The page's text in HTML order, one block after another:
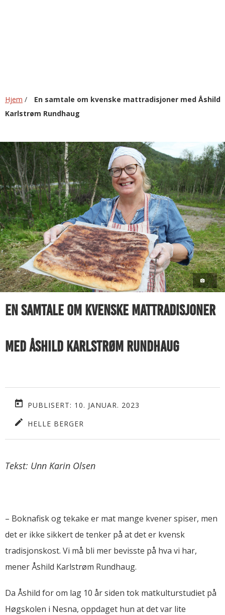
Åshild
Karlstrøm
Rundhaug
Hjem /
En samtale om kvenske mattradisjoner med Åshild
Karlstrøm Rundhaug
En samtale om kvenske mattradisjoner
med Åshild Karlstrøm Rundhaug
PUBLISERT: 10. JANUAR. 2023
HELLE BERGER
Tekst: Unn Karin Olsen
– Boknafisk og tekake er mat mange kvener spiser, men
det er ikke sikkert de tenker på at det er kvensk
tradisjonskost. Vi må bli mer bevisste på hva vi har,
mener Åshild Karlstrøm Rundhaug.
Da Åshild for om lag 10 år siden tok matkulturstudiet på
Høgskolen i Nesna, oppdaget hun at det var lite